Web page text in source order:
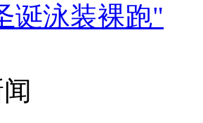
诞泳装裸跑"